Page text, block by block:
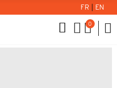
FR EN
0